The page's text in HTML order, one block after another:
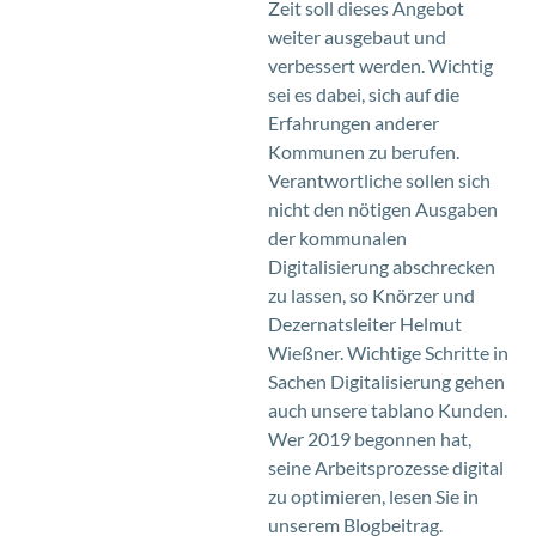
Zeit soll dieses Angebot
weiter ausgebaut und
verbessert werden. Wichtig
sei es dabei, sich auf die
Erfahrungen anderer
Kommunen zu berufen.
Verantwortliche sollen sich
nicht den nötigen Ausgaben
der kommunalen
Digitalisierung abschrecken
zu lassen, so Knörzer und
Dezernatsleiter Helmut
Wießner. Wichtige Schritte in
Sachen Digitalisierung gehen
auch unsere tablano Kunden.
Wer 2019 begonnen hat,
seine Arbeitsprozesse digital
zu optimieren, lesen Sie in
unserem Blogbeitrag.